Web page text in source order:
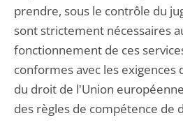
prendre, sous le contrôle du
sont strictement nécessaires
fonctionnement de ces
conformes avec les exigences
du droit de l'Union
des règles de compétence de